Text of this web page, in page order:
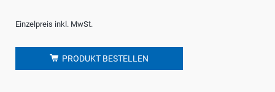
Einzelpreis inkl. MwSt.
PRODUKT BESTELLEN